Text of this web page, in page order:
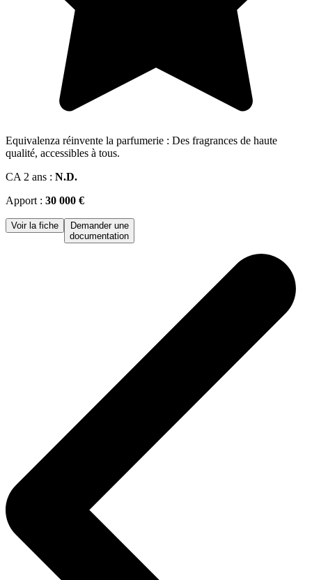
Equivalenza réinvente la parfumerie : Des fragrances de haute
qualité, accessibles à tous.
CA 2 ans : N.D.
Apport : 30 000 €
Voir la fiche
Demander une
documentation